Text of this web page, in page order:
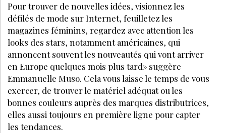
Pour trouver de nouvelles idées, visionnez les
défilés de mode sur Internet, feuilletez les
magazines féminins, regardez avec attention les
looks des stars, notamment américaines, qui
annoncent souvent les nouveautés qui vont arriver
en Europe quelques mois plus tard» suggère
Emmanuelle Muso. Cela vous laisse le temps de vous
exercer, de trouver le matériel adéquat ou les
bonnes couleurs auprès des marques distributrices,
elles aussi toujours en première ligne pour capter
les tendances.